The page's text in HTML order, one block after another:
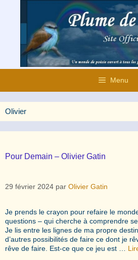
contenu
Menu
Olivier
Pour Demain – Olivier Gatin
29 février 2024 par Olivier Gatin
Je prends le crayon pour refaire le
questions – qui cherche à comprendre
Je lis entre les lignes de ma propre
d’autres possibilités de faire ce dont je
rêve de faire. Est-ce que ce jeu est …